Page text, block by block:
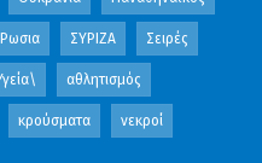
Ρωσια ΣΥΡΙΖΑ Σειρές
αθλητισμός
κρούσματα νεκροί